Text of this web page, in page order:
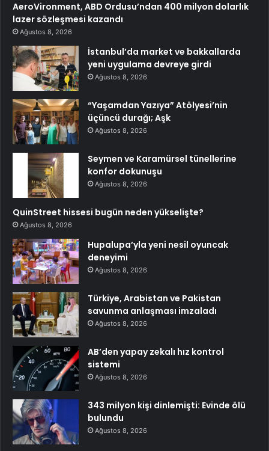
AeroVironment, ABD Ordusu’ndan 400 milyon dolarlık
lazer sözleşmesi kazandı
Ağustos 8, 2026
İstanbul’da market ve bakkallarda
yeni uygulama devreye girdi
Ağustos 8, 2026
“Yaşamdan Yazıya” Atölyesi’nin
üçüncü durağı; Aşk
Ağustos 8, 2026
Seymen ve Karamürsel tünellerine
konfor dokunuşu
Ağustos 8, 2026
QuinStreet hissesi bugün neden yükselişte?
Ağustos 8, 2026
Hupalupa’yla yeni nesil oyuncak
deneyimi
Ağustos 8, 2026
Türkiye, Arabistan ve Pakistan
savunma anlaşması imzaladı
Ağustos 8, 2026
AB’den yapay zekalı hız kontrol
sistemi
Ağustos 8, 2026
343 milyon kişi dinlemişti: Evinde ölü
bulundu
Ağustos 8, 2026